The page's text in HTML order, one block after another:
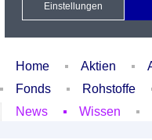
Xetra Realtime
Home Aktien
Fonds
Rohstoffe
News
Wissen
Einstellungen